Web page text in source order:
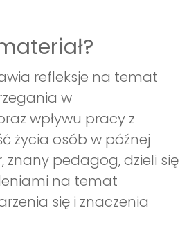
refleksje na temat
w
wpływu pracy z
życia osób w późnej
znany pedagog, dzieli się
na temat
się i znaczenia